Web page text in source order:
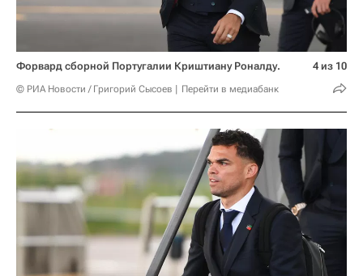
Форвард сборной Португалии Криштиану Роналду.
© РИА Новости / Григорий Сысоев Перейти в медиабанк
4 из 10